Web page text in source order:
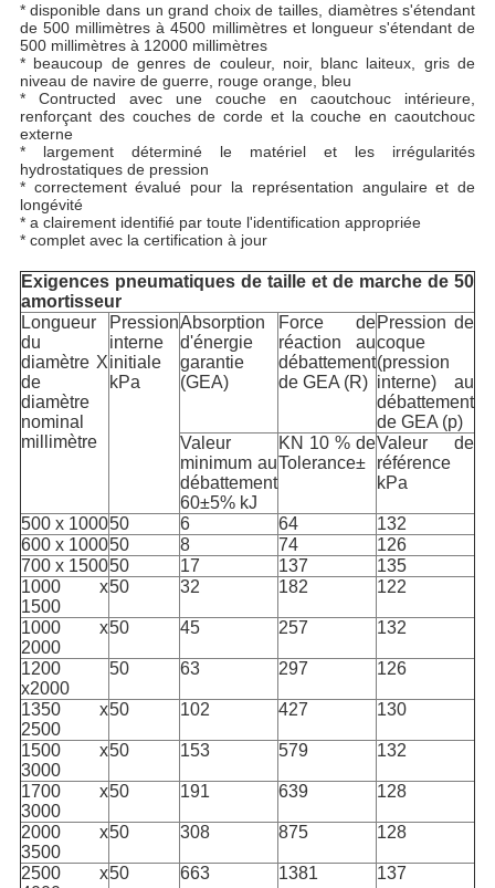
* disponible dans un grand choix de tailles, diamètres s'étendant
de 500 millimètres à 4500 millimètres et longueur s'étendant de
500 millimètres à 12000 millimètres
* beaucoup de genres de couleur, noir, blanc laiteux, gris de
niveau de navire de guerre, rouge orange, bleu
* Contructed avec une couche en caoutchouc intérieure,
renforçant des couches de corde et la couche en caoutchouc
externe
* largement déterminé le matériel et les irrégularités
hydrostatiques de pression
* correctement évalué pour la représentation angulaire et de
longévité
* a clairement identifié par toute l'identification appropriée
* complet avec la certification à jour
Exigences pneumatiques de taille et de marche de 50
amortisseur
Longueur
du
diamètre X
de
diamètre
nominal
millimètre
Pression
interne
initiale
kPa
Absorption
d'énergie
garantie
(GEA)
Force de
réaction au
débattement
de GEA (R)
Pression de
coque
(pression
interne) au
débattement
de GEA (p)
Valeur
minimum au
débattement
60±5% kJ
KN 10 % de
Tolerance±
Valeur de
référence
kPa
500 x 100050 6 64
132
600 x 100050 8 74
126
700 x 150050 17 137
135
1000 x
1500
50 32 182 122
1000 x
2000
50 45 257 132
1200
x2000
50 63 297 126
1350 x
2500
50 102 427 130
1500 x
3000
50 153 579 132
1700 x
3000
50 191 639 128
2000 x
3500
50 308 875 128
2500 x50 663 1381 137